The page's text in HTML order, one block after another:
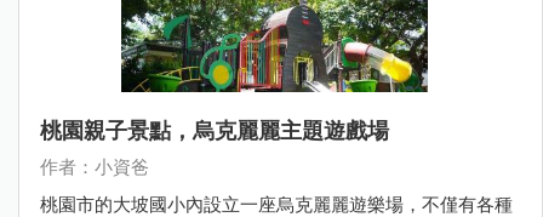
桃園親子景點，烏克麗麗主題遊戲場
作者：小資爸
桃園市的大坡國小內設立一座烏克麗麗遊樂場，不僅有各種